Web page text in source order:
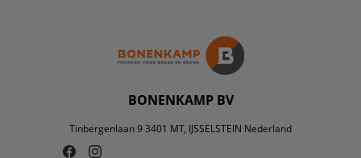
BONENKAMP BV
Tinbergenlaan 9 3401 MT, IJSSELSTEIN Nederland